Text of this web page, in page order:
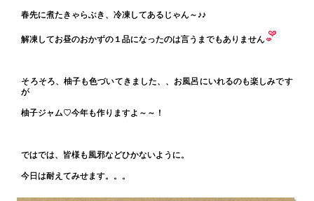
春先に煮たきゃらぶき、冷凍してあるじゃん～♪♪
解凍してお昼のおかずの１品になったのは言うまでもありません
そろそろ、柚子も色づいてきました、、お風呂にいれるのも楽しみです
が
柚子ジャム♡今年も作りますよ～～！
ではでは、皆様も風邪などひかないように。
今日は耐えてみせます。。。